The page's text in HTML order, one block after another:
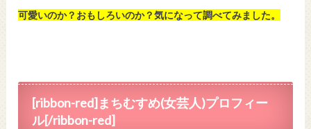
可愛いのか？おもしろいのか？気になって調べてみました。
[ribbon-red]まちむすめ(女芸人)プロフィー
ル[/ribbon-red]